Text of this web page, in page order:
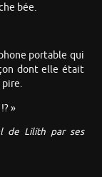
bée.
portable qui
dont elle était
pire.
»
de Lilith par ses